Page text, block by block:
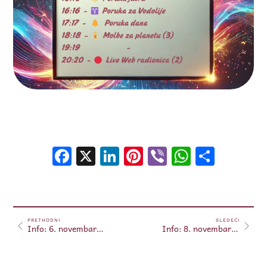
Facebook
X LinkedIn
Pinterest
Viber
PRETHODNI
Info: 6. novembar, 2025.
SLEDEĆI
Info: 8. novembar, 2025.